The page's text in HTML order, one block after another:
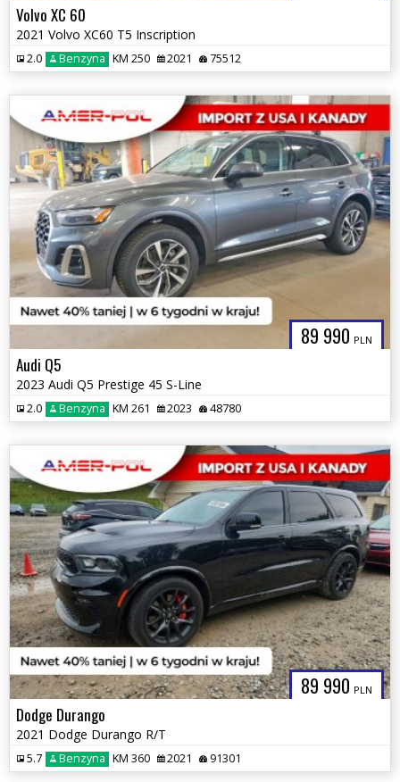
Volvo XC 60
2021 Volvo XC60 T5 Inscription
2.0 Benzyna KM 250 2021 75512
89 990 PLN
Audi Q5
2023 Audi Q5 Prestige 45 S-Line
2.0 Benzyna KM 261 2023 48780
89 990 PLN
Dodge Durango
2021 Dodge Durango R/T
5.7 Benzyna KM 360 2021 91301